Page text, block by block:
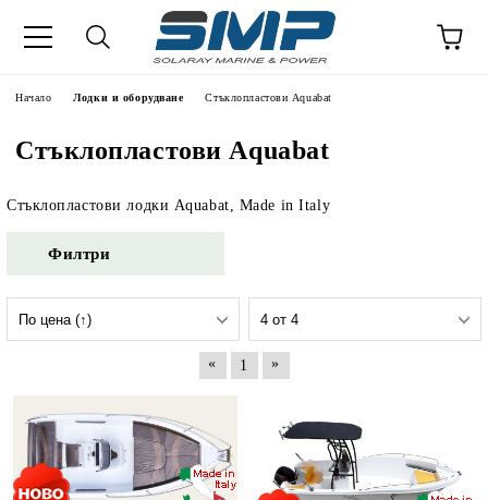
Начало Лодки и оборудване Стъклопластови Aquabat
Стъклопластови Aquabat
Стъклопластови лодки Aquabat, Made in Italy
Филтри
« 1 »